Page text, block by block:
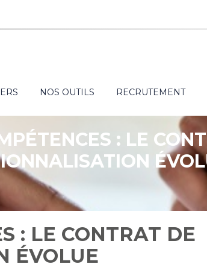
NOS OUTILS RECRUTEMENT
: LE
: LE CONTRAT DE
ÉVOLUE